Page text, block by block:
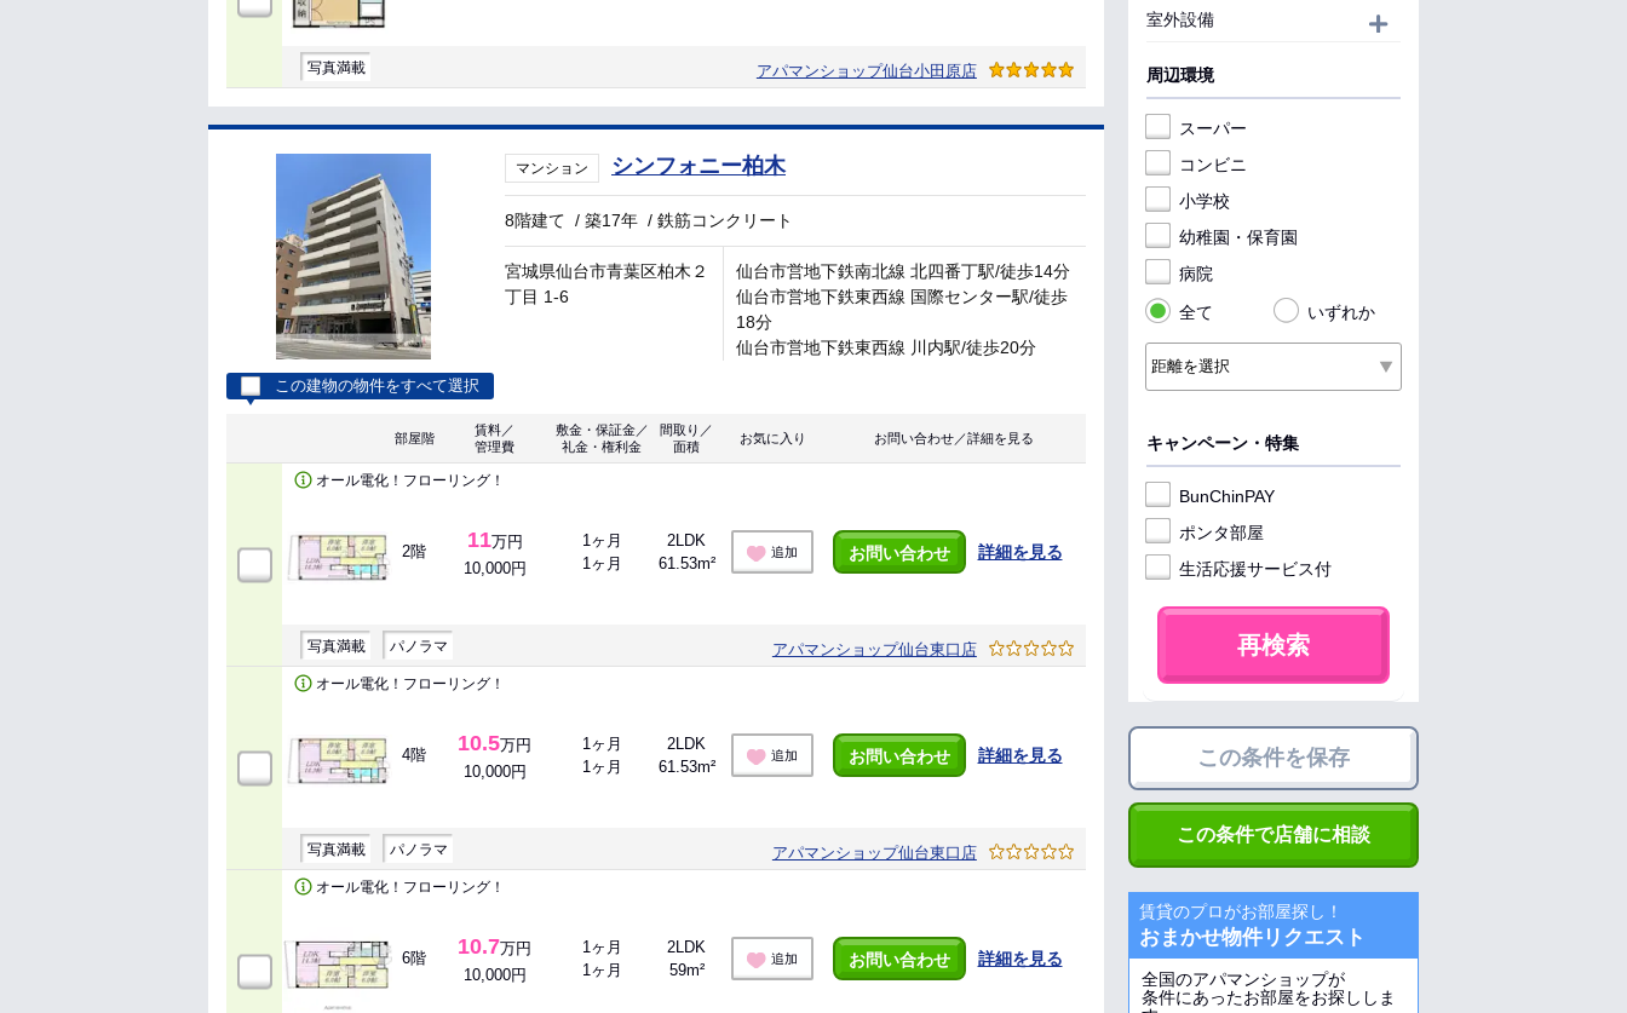
写真満載 アパマンショップ仙台小田原店
マンション シンフォニー柏木
8階建て /築17年 /鉄筋コンクリート
宮城県仙台市青葉区柏木２
丁目 1-6
仙台市営地下鉄南北線 北四番丁駅/徒歩14分
仙台市営地下鉄東西線 国際センター駅/徒歩
18分
仙台市営地下鉄東西線 川内駅/徒歩20分
この建物の物件をすべて選択
部屋階
賃料／
管理費
敷金・保証金／
礼金・権利金
間取り／
面積
お気に入り お問い合わせ／詳細を見る
オール電化！フローリング！
2階 11万円
10,000円
1ヶ月
1ヶ月
2LDK
61.53m²
追加 お問い合わせ 詳細を見る
写真満載 パノラマ アパマンショップ仙台東口店
オール電化！フローリング！
4階 10.5万円
10,000円
1ヶ月
1ヶ月
2LDK
61.53m²
追加 お問い合わせ 詳細を見る
写真満載 パノラマ アパマンショップ仙台東口店
オール電化！フローリング！
6階 10.7万円
10,000円
1ヶ月
1ヶ月
2LDK
59m²
追加 お問い合わせ 詳細を見る
室外設備
周辺環境
スーパー
コンビニ
小学校
幼稚園・保育園
病院
全て
いずれか
キャンペーン・特集
BunChinPAY
ポンタ部屋
生活応援サービス付
再検索
この条件を保存
この条件で店舗に相談
賃貸のプロがお部屋探し！
おまかせ物件リクエスト
全国のアパマンショップが
条件にあったお部屋をお探ししま